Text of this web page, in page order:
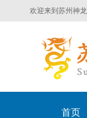
欢迎来到苏州神
首页